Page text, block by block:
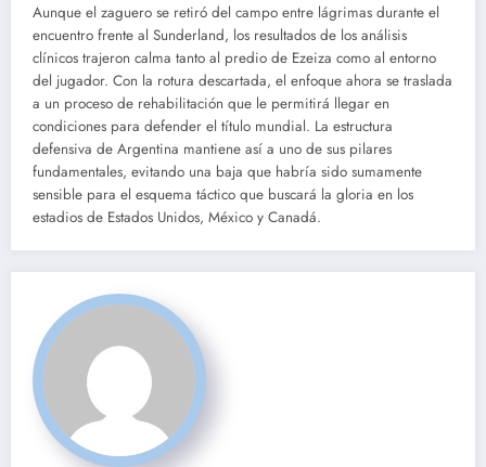
Aunque el zaguero se retiró del campo entre lágrimas durante el
encuentro frente al Sunderland, los resultados de los análisis
clínicos trajeron calma tanto al predio de Ezeiza como al entorno
del jugador. Con la rotura descartada, el enfoque ahora se traslada
a un proceso de rehabilitación que le permitirá llegar en
condiciones para defender el título mundial. La estructura
defensiva de Argentina mantiene así a uno de sus pilares
fundamentales, evitando una baja que habría sido sumamente
sensible para el esquema táctico que buscará la gloria en los
estadios de Estados Unidos, México y Canadá.